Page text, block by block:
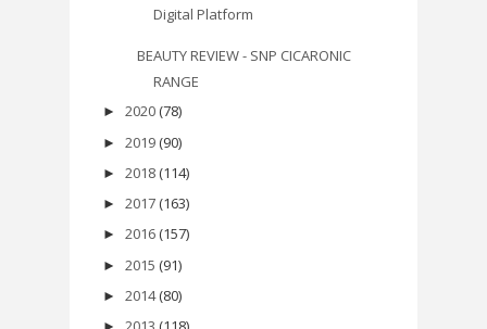
Digital Platform
BEAUTY REVIEW - SNP CICARONIC
RANGE
► 2020 (78)
► 2019 (90)
► 2018 (114)
► 2017 (163)
► 2016 (157)
► 2015 (91)
► 2014 (80)